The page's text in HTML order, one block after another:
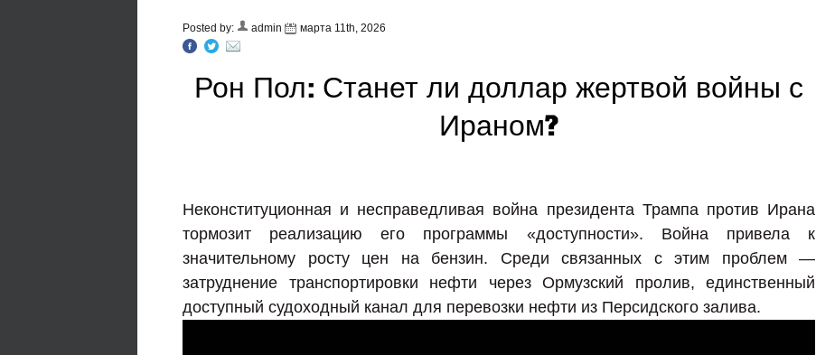
Posted by: admin марта 11th, 2026
Рон Пол: Станет ли доллар жертвой войны с
Ираном?
Неконституционная и несправедливая война президента Трампа против Ирана
тормозит реализацию его программы «доступности». Война привела к
значительному росту цен на бензин. Среди связанных с этим проблем —
затруднение транспортировки нефти через Ормузский пролив, единственный
доступный судоходный канал для перевозки нефти из Персидского залива.